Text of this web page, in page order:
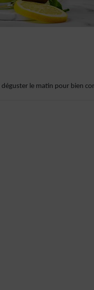
le matin pour bien